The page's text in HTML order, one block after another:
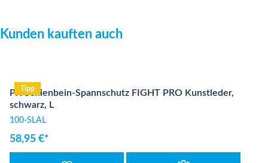
Produktgalerie überspringen
Kunden kauften auch
Tipp
PX Schienbein-Spannschutz FIGHT PRO Kunstleder,
schwarz, L
100-SLAL
58,95 €*